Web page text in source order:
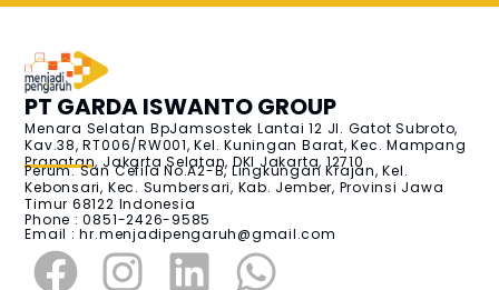
PT GARDA ISWANTO GROUP
Menara Selatan BpJamsostek Lantai 12 Jl. Gatot Subroto,
Kav.38, RT006/RW001, Kel. Kuningan Barat, Kec. Mampang
Prapatan, Jakarta Selatan, DKI Jakarta, 12710
Perum. San Cefila No.A2-B, Lingkungan Krajan, Kel.
Kebonsari, Kec. Sumbersari, Kab. Jember, Provinsi Jawa
Timur 68122 Indonesia
Phone : 0851-2426-9585
Email :hr.menjadipengaruh@gmail.com